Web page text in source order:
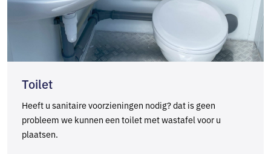
Toilet
Heeft u sanitaire voorzieningen nodig? dat is geen
probleem we kunnen een toilet met wastafel voor u
plaatsen.